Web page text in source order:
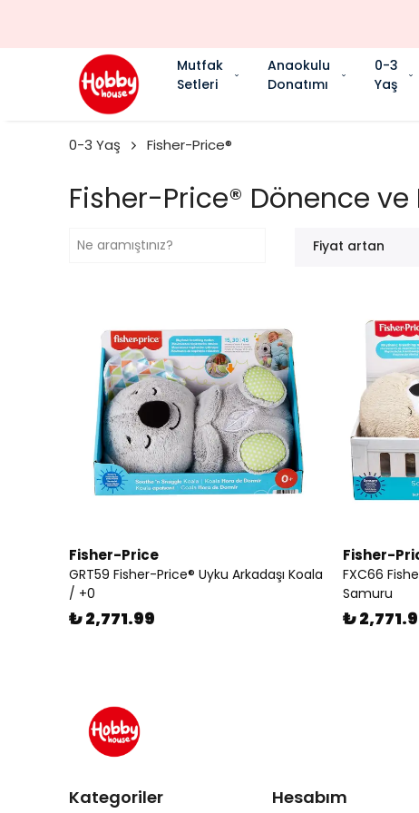
Mutfak
Setleri
Anaokulu
Donatımı
0-3
Yaş
0-3 Yaş Fisher-Price®
Fisher-Price® Dönence ve
Fiyat artan
Fisher-Price
GRT59 Fisher-Price® Uyku Arkadaşı Koala
/ +0
₺ 2,771.99
Fisher-
FXC66
Samuru
₺
Kategoriler Hesabım